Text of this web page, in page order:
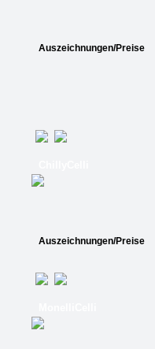
Auszeichnungen/Preise
Auszeichnungen/Preise